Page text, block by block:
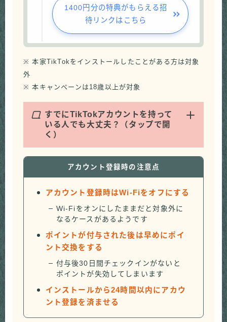
1400円分の特典がもらえる招
待リンクはこちら
※ 本家TikTokをインストールしたことがある方は対象
外
※ 本キャンペーンは18歳以上が対象
Q すでにTikTokアカウントを持って
いる人でも大丈夫？（タップで開
く）
アカウント登録時の注意点
アカウント登録時はWi-Fiをオフにする
Wi-Fiをオンにしたままだと対象外に
なるケースがあるようです
ポイントが付与された後は早めにポイ
ント交換をする
付与後30日間チェックインがないと
ポイントが失効してしまいます
インストールから24時間以内にアカウ
ント登録を済ませる